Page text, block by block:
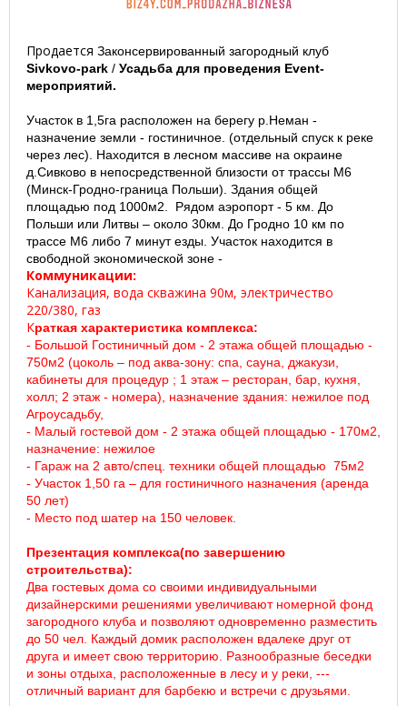
Продается Законсервированный загородный клуб
Sivkovo-park / Усадьба для проведения Event-
мероприятий.
Участок в 1,5га расположен на берегу р.Неман -
назначение земли - гостиничное. (отдельный спуск к реке
через лес). Находится в лесном массиве на окраине
д.Сивково в непосредственной близости от трассы М6
(Минск-Гродно-граница Польши). Здания общей
площадью под 1000м2. Рядом аэропорт - 5 км. До
Польши или Литвы – около 30км. До Гродно 10 км по
трассе М6 либо 7 минут езды. Участок находится в
свободной экономической зоне -
Коммуникации:
Канализация, вода скважина 90м, электричество
220/380, газ
Краткая характеристика комплекса:
- Большой Гостиничный дом - 2 этажа общей площадью -
750м2 (цоколь – под аква-зону: спа, сауна, джакузи,
кабинеты для процедур ; 1 этаж – ресторан, бар, кухня,
холл; 2 этаж - номера), назначение здания: нежилое под
Агроусадьбу,
- Малый гостевой дом - 2 этажа общей площадью - 170м2,
назначение: нежилое
- Гараж на 2 авто/спец. техники общей площадью 75м2
- Участок 1,50 га – для гостиничного назначения (аренда
50 лет)
- Место под шатер на 150 человек.
Презентация комплекса(по завершению
строительства):
Два гостевых дома со своими индивидуальными
дизайнерскими решениями увеличивают номерной фонд
загородного клуба и позволяют одновременно разместить
до 50 чел. Каждый домик расположен вдалеке друг от
друга и имеет свою территорию. Разнообразные беседки
и зоны отдыха, расположенные в лесу и у реки, ---
отличный вариант для барбекю и встречи с друзьями.